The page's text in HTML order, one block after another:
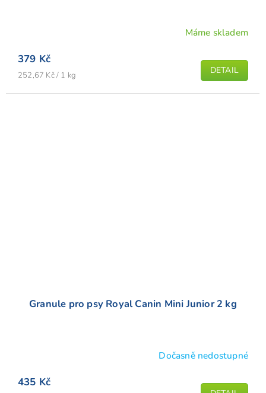
Máme skladem
379 Kč
Měrná
252,67 Kč / 1 kg DETAIL
Granule pro psy Royal Canin Mini Junior 2 kg
produktu
Dočasně nedostupné
435 Kč